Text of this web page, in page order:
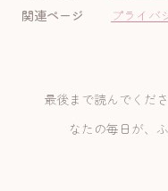
関連ページ
プライバ
最後まで読んでくだ
なたの毎日が、